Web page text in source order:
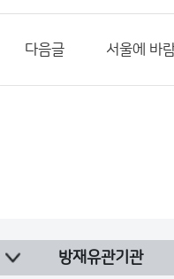
다음글 서울에 바
방재유관기관